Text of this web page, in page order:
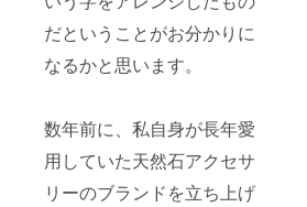
だということがお分かりに
なるかと思います。
数年前に、私自身が長年愛
用していた天然石アクセサ
リーのブランドを立ち上げ